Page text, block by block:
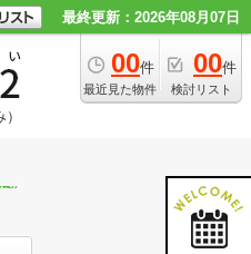
最終更新：2026年08月07日
00件
最近見た物件
00件
検討リスト